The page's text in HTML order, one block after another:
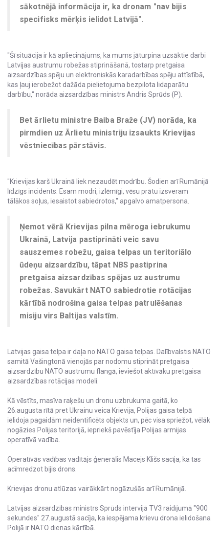
sākotnējā informācija ir, ka dronam "nav bijis
specifisks mērķis ielidot Latvijā".
"Šī situācija ir kā apliecinājums, ka mums jāturpina uzsāktie darbi
Latvijas austrumu robežas stiprināšanā, tostarp pretgaisa
aizsardzības spēju un elektroniskās karadarbības spēju attīstībā,
kas ļauj ierobežot dažāda pielietojuma bezpilota lidaparātu
darbību," norāda aizsardzības ministrs Andris Sprūds (P).
Bet ārlietu ministre Baiba Braže (JV) norāda, ka
pirmdien uz Ārlietu ministriju izsaukts Krievijas
vēstniecības pārstāvis.
"Krievijas karš Ukrainā liek nezaudēt modrību. Šodien arī Rumānijā
līdzīgs incidents. Esam modri, izlēmīgi, vēsu prātu izsveram
tālākos soļus, iesaistot sabiedrotos," apgalvo amatpersona.
Ņemot vērā Krievijas pilna mēroga iebrukumu
Ukrainā, Latvija pastiprināti veic savu
sauszemes robežu, gaisa telpas un teritoriālo
ūdeņu aizsardzību, tāpat NBS pastiprina
pretgaisa aizsardzības spējas uz austrumu
robežas. Savukārt NATO sabiedrotie rotācijas
kārtībā nodrošina gaisa telpas patrulēšanas
misiju virs Baltijas valstīm.
Latvijas gaisa telpa ir daļa no NATO gaisa telpas. Dalībvalstis NATO
samitā Vašingtonā vienojās par nodomu stiprināt pretgaisa
aizsardzību NATO austrumu flangā, ieviešot aktīvāku pretgaisa
aizsardzības rotācijas modeli.
Kā vēstīts, masīva raķešu un dronu uzbrukuma gaitā, ko
26.augusta rītā pret Ukrainu veica Krievija, Polijas gaisa telpā
ielidoja pagaidām neidentificēts objekts un, pēc visa spriežot, vēlāk
nogāzies Polijas teritorijā, iepriekš pavēstīja Polijas armijas
operatīvā vadība.
Operatīvās vadības vadītājs ģenerālis Macejs Klišs sacīja, ka tas
acīmredzot bijis drons.
Krievijas dronu atlūzas vairākkārt nogāzušās arī Rumānijā.
Latvijas aizsardzības ministrs Sprūds intervijā TV3 raidījumā "900
sekundes" 27.augustā sacīja, ka iespējama krievu drona ielidošana
Polijā ir NATO dienas kārtībā.